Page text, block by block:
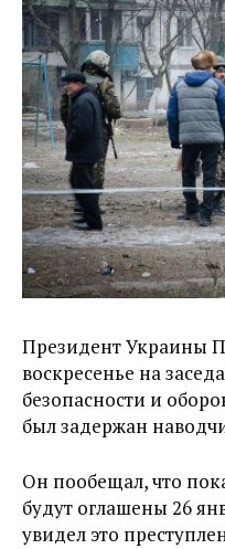
Президент Украины
воскресенье на
безопасности и
был задержан
Он пообещал, что
будут оглашены 26
увидел это